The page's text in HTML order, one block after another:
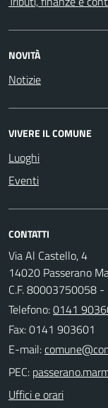
NOVITÀ
Notizie
VIVERE IL COMUNE
Luoghi
Eventi
CONTATTI
Via Al Castello, 4
14020 Passerano
C.F. 80003750058
Telefono:0141
Fax: 0141 903601
E-mail:
PEC:
Uffici e orari